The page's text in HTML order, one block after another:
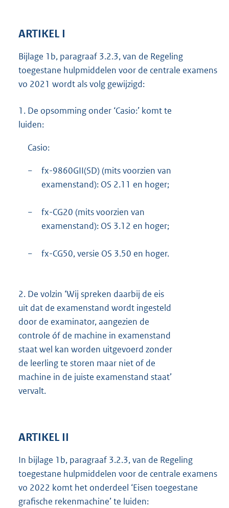
ARTIKEL I
Bijlage 1b, paragraaf 3.2.3, van de Regeling
toegestane hulpmiddelen voor de centrale examens
vo 2021 wordt als volg gewijzigd:
1. De opsomming onder ‘Casio:’ komt te
luiden:
Casio:
−
fx-9860GII(SD) (mits voorzien van
examenstand): OS 2.11 en hoger;
−
fx-CG20 (mits voorzien van
examenstand): OS 3.12 en hoger;
− fx-CG50, versie OS 3.50 en hoger.
2. De volzin ‘Wij spreken daarbij de eis
uit dat de examenstand wordt ingesteld
door de examinator, aangezien de
controle óf de machine in examenstand
staat wel kan worden uitgevoerd zonder
de leerling te storen maar niet of de
machine in de juiste examenstand staat’
vervalt.
ARTIKEL II
In bijlage 1b, paragraaf 3.2.3, van de Regeling
toegestane hulpmiddelen voor de centrale examens
vo 2022 komt het onderdeel ‘Eisen toegestane
grafische rekenmachine’ te luiden: